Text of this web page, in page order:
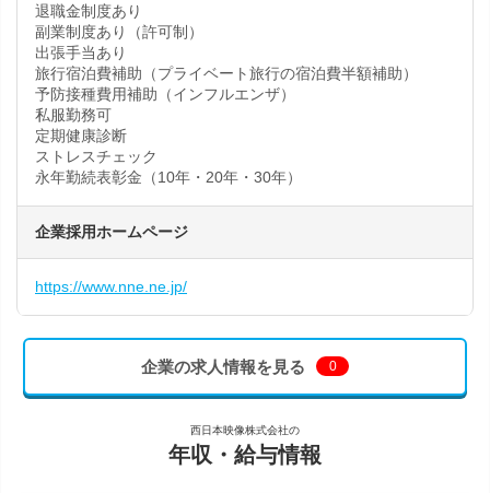
退職金制度あり
副業制度あり（許可制）
出張手当あり
旅行宿泊費補助（プライベート旅行の宿泊費半額補助）
予防接種費用補助（インフルエンザ）
私服勤務可
定期健康診断
ストレスチェック
永年勤続表彰金（10年・20年・30年）
企業採用ホームページ
https://www.nne.ne.jp/
企業の求人情報を見る 0
西日本映像株式会社の
年収・給与情報